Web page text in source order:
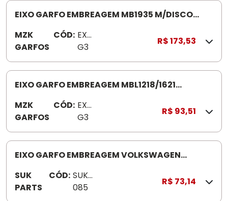
EIXO GARFO EMBREAGEM MB1935 M/DISCO
MZK
GARFOS
CÓD: EX
G3
53
R$ 173,53
EIXO GARFO EMBREAGEM MBL1218/1621
ZF 5.680
MZK
GARFOS
CÓD: EX
G3
55
R$ 93,51
EIXO GARFO EMBREAGEM VOLKSWAGEN
SUK
PARTS
CÓD: SUK
085
R$ 73,14